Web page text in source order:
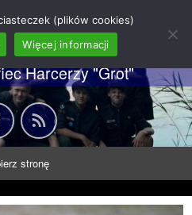
im. gen.
Harcerzy "Grot"
stronę
(plików cookies)
Więcej informacji